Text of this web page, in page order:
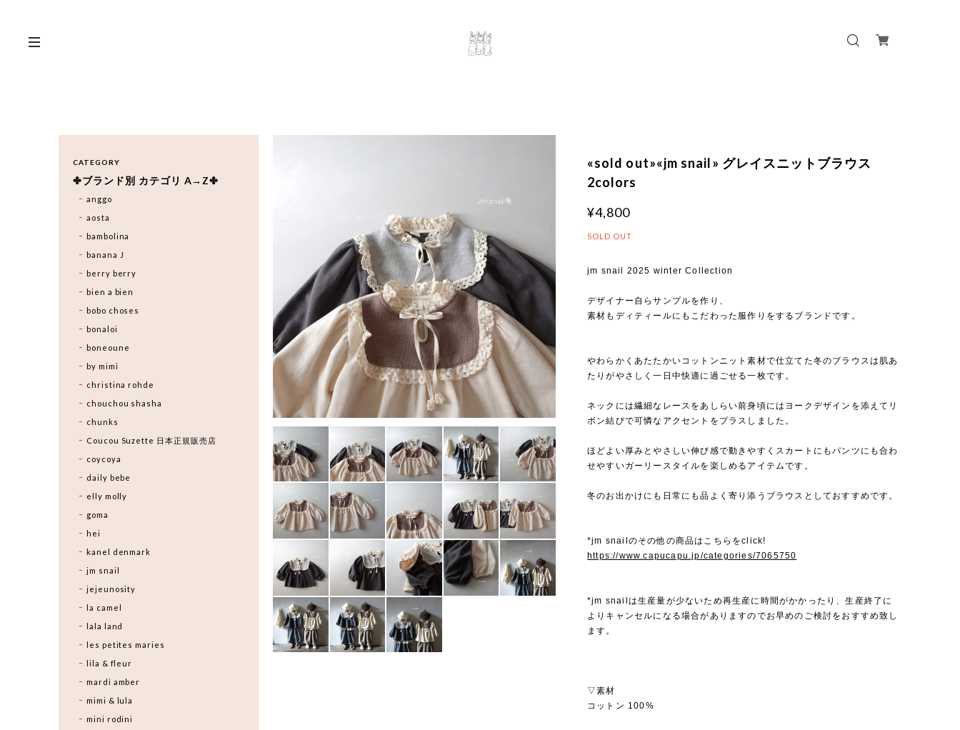
«sold out»«jm snail» グレイスニットブラウス
2colors
¥4,800
SOLD OUT
jm snail 2025 winter Collection
デザイナー自らサンプルを作り、
素材もディティールにもこだわった服作りをするブランドです。
やわらかくあたたかいコットンニット素材で仕立てた冬のブラウスは肌あ
たりがやさしく一日中快適に過ごせる一枚です。
ネックには繊細なレースをあしらい前身頃にはヨークデザインを添えてリ
ボン結びで可憐なアクセントをプラスしました。
ほどよい厚みとやさしい伸び感で動きやすくスカートにもパンツにも合わ
せやすいガーリースタイルを楽しめるアイテムです。
冬のお出かけにも日常にも品よく寄り添うブラウスとしておすすめです。
*jm snailのその他の商品はこちらをclick!
https://www.capucapu.jp/categories/7065750
*jm snailは生産量が少ないため再生産に時間がかかったり、生産終了に
よりキャンセルになる場合がありますのでお早めのご検討をおすすめ致し
ます。
▽素材
コットン 100%
CATEGORY
✤ブランド別 カテゴリ A→Z✤
anggo
aosta
bambolina
banana J
berry berry
bien a bien
bobo choses
bonaloi
boneoune
by mimi
christina rohde
chouchou shasha
chunks
Coucou Suzette 日本正規販売店
coycoya
daily bebe
elly molly
goma
hei
kanel denmark
jm snail
jejeunosity
la camel
lala land
les petites maries
lila & fleur
mardi amber
mimi & lula
mini rodini